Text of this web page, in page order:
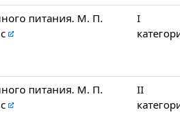
питания. М. П.
I
питания. М. П.
II